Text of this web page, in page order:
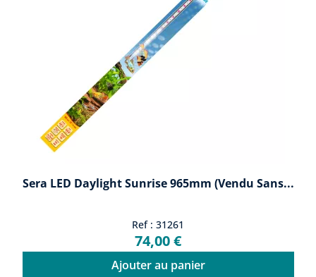
Sera LED Daylight Sunrise 965mm (vendu Sans...
Ref : 31261
74,00 €
Ajouter au panier